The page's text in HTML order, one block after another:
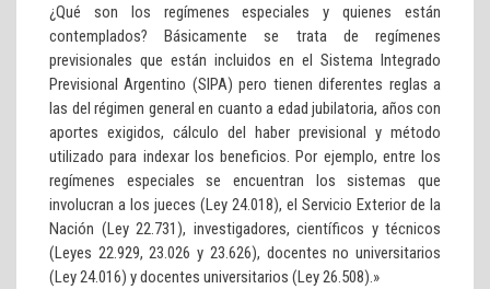
¿Qué son los regímenes especiales y quienes están
contemplados? Básicamente se trata de regímenes
previsionales que están incluidos en el Sistema Integrado
Previsional Argentino (SIPA) pero tienen diferentes reglas a
las del régimen general en cuanto a edad jubilatoria, años con
aportes exigidos, cálculo del haber previsional y método
utilizado para indexar los beneficios. Por ejemplo, entre los
regímenes especiales se encuentran los sistemas que
involucran a los jueces (Ley 24.018), el Servicio Exterior de la
Nación (Ley 22.731), investigadores, científicos y técnicos
(Leyes 22.929, 23.026 y 23.626), docentes no universitarios
(Ley 24.016) y docentes universitarios (Ley 26.508).»